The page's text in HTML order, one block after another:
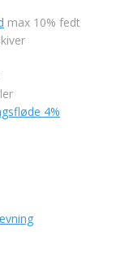
max 10% fedt
4%